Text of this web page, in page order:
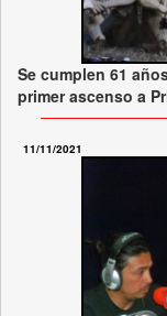
Se cumplen 61
primer ascenso a
11/11/2021